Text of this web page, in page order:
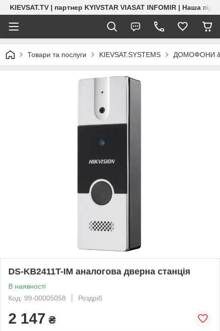
KIEVSAT.TV | партнер KYIVSTAR VIASAT INFOMIR | Наша
Товари та послуги KIEVSAT.SYSTEMS ДОМОФОНИ
DS-KB2411T-IM аналогова дверна станція
В наявності
Код: 99-00005058
Роздріб
2 147 ₴